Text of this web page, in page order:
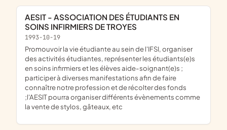
AESIT - ASSOCIATION DES ÉTUDIANTS EN
SOINS INFIRMIERS DE TROYES
1993-10-19
promouvoir la vie étudiante au sein de l'IFSI, organiser
des activités étudiantes, représenter les étudiants(e)s
en soins infirmiers et les élèves aide-soignant(e)s ;
participer à diverses manifestations afin de faire
connaître notre profession et de récolter des fonds
;l'AESIT pourra organiser différents évènements comme
la vente de stylos, gâteaux, etc